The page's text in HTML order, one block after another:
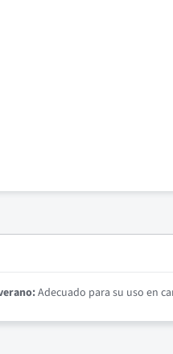
Adecuado para su uso en